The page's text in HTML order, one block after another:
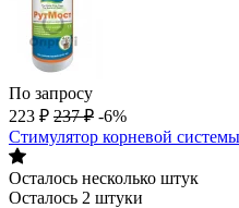
По запросу
223 ₽ 237 ₽ -6%
Стимулятор корневой
Осталось несколько штук
Осталось 2 штуки